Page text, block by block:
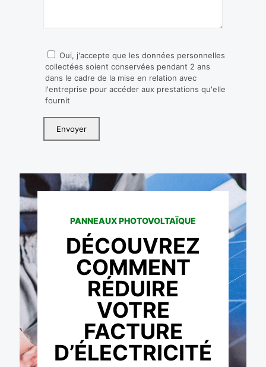
Oui, j'accepte que les données personnelles
collectées soient conservées pendant 2 ans
dans le cadre de la mise en relation avec
l'entreprise pour accéder aux prestations qu'elle
fournit
PANNEAUX PHOTOVOLTAÏQUE
DÉCOUVREZ
COMMENT
RÉDUIRE
VOTRE
FACTURE
D’ÉLECTRICITÉ